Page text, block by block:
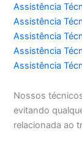
Assistência
Assistência
Assistência
Assistência
Assistência
Nossos
evitando
relacionada ao